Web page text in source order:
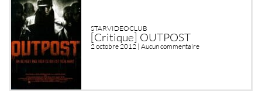
STARVIDEOCLUB
[Critique] OUTPOST
2 octobre 2012 | Aucun commentaire